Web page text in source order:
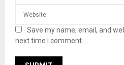
Save my name, email, and
next time I comment.